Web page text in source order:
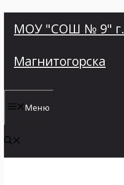
МОУ "СОШ № 9" г.
Магнитогорска
Меню